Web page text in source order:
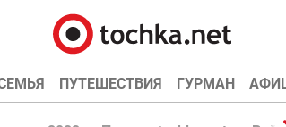
ПУТЕШЕСТВИЯ ГУРМАН